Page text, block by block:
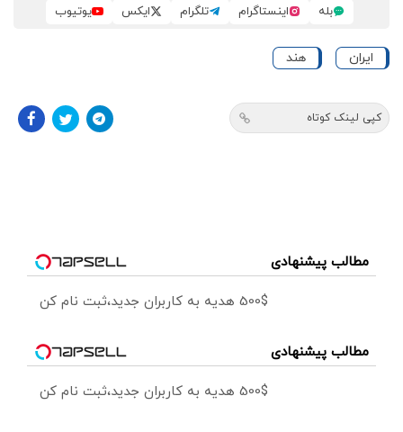
بله
اینستاگرام تلگرام ایکس یوتیوب
ایران هند
کپی لینک کوتاه
مطالب پیشنهادی
500$ هدیه به کاربران جدید،ثبت نام کن
مطالب پیشنهادی
500$ هدیه به کاربران جدید،ثبت نام کن